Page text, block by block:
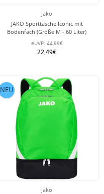
Jako
JAKO Sporttasche Iconic mit
Bodenfach (Größe M - 60 Liter)
blau/marineblau/neongelb -
55x27x41cm
eUVP: 44,99€
22,49€
Jako
NEU